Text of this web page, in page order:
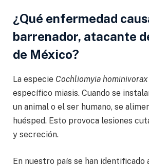
¿Qué enfermedad
barrenador, atacante
de México?
La especie Cochliomyia hominivorax
específico miasis. Cuando se
un animal o el ser humano, se
huésped. Esto provoca lesiones
y secreción.
En nuestro país se han identificado